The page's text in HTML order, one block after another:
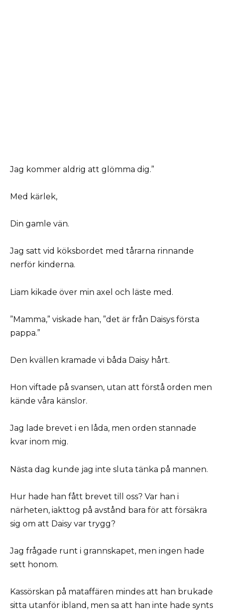
Jag kommer aldrig att glömma dig.”
Med kärlek,
Din gamle vän.
Jag satt vid köksbordet med tårarna rinnande
nerför kinderna.
Liam kikade över min axel och läste med.
”Mamma,” viskade han, ”det är från Daisys första
pappa.”
Den kvällen kramade vi båda Daisy hårt.
Hon viftade på svansen, utan att förstå orden men
kände våra känslor.
Jag lade brevet i en låda, men orden stannade
kvar inom mig.
Nästa dag kunde jag inte sluta tänka på mannen.
Hur hade han fått brevet till oss? Var han i
närheten, iakttog på avstånd bara för att försäkra
sig om att Daisy var trygg?
Jag frågade runt i grannskapet, men ingen hade
sett honom.
Kassörskan på mataffären mindes att han brukade
sitta utanför ibland, men sa att han inte hade synts